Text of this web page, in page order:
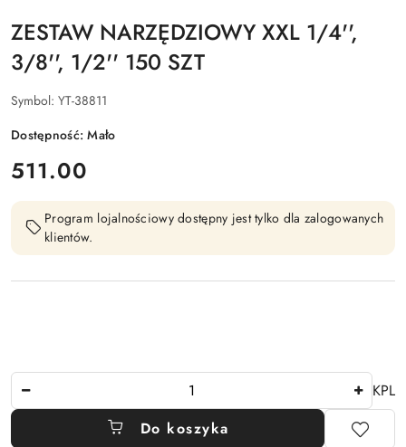
ZESTAW NARZĘDZIOWY XXL 1/4'',
3/8'', 1/2'' 150 SZT
Symbol: YT-38811
Dostępność:Mało
cena:
511.00
Program lojalnościowy dostępny jest tylko dla zalogowanych
klientów.
KPL
Do koszyka